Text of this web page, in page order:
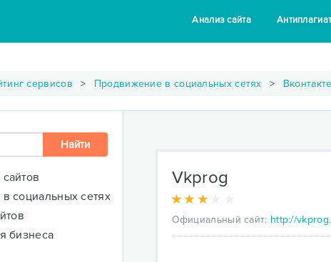
Анализ сайта
сервисов Продвижение в социальных сетях Вконтакте
социальных сетях
бизнеса
Vkprog
Официальный сайт: http://